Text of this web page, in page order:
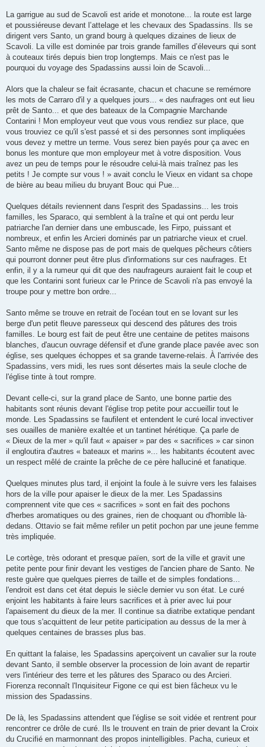
La garrigue au sud de Scavoli est aride et monotone... la route est large
et poussiéreuse devant l’attelage et les chevaux des Spadassins. Ils se
dirigent vers Santo, un grand bourg à quelques dizaines de lieux de
Scavoli. La ville est dominée par trois grande familles d’éleveurs qui sont
à couteaux tirés depuis bien trop longtemps. Mais ce n'est pas le
pourquoi du voyage des Spadassins aussi loin de Scavoli...
Alors que la chaleur se fait écrasante, chacun et chacune se remémore
les mots de Carraro d'il y a quelques jours... « des naufrages ont eut lieu
prêt de Santo... et que des bateaux de la Compagnie Marchande
Contarini ! Mon employeur veut que vous vous rendiez sur place, que
vous trouviez ce qu'il s'est passé et si des personnes sont impliquées
vous devez y mettre un terme. Vous serez bien payés pour ça avec en
bonus les monture que mon employeur met à votre disposition. Vous
avez un peu de temps pour le résoudre celui-là mais traînez pas les
petits ! Je compte sur vous ! » avait conclu le Vieux en vidant sa chope
de bière au beau milieu du bruyant Bouc qui Pue...
Quelques détails reviennent dans l'esprit des Spadassins... les trois
familles, les Sparaco, qui semblent à la traîne et qui ont perdu leur
patriarche l'an dernier dans une embuscade, les Firpo, puissant et
nombreux, et enfin les Arcieri dominés par un patriarche vieux et cruel.
Santo même ne dispose pas de port mais de quelques pêcheurs côtiers
qui pourront donner peut être plus d'informations sur ces naufrages. Et
enfin, il y a la rumeur qui dit que des naufrageurs auraient fait le coup et
que les Contarini sont furieux car le Prince de Scavoli n'a pas envoyé la
troupe pour y mettre bon ordre...
Santo même se trouve en retrait de l'océan tout en se lovant sur les
berge d'un petit fleuve paresseux qui descend des pâtures des trois
familles. Le bourg est fait de peut être une centaine de petites maisons
blanches, d'aucun ouvrage défensif et d'une grande place pavée avec son
église, ses quelques échoppes et sa grande taverne-relais. À l'arrivée des
Spadassins, vers midi, les rues sont désertes mais la seule cloche de
l'église tinte à tout rompre.
Devant celle-ci, sur la grand place de Santo, une bonne partie des
habitants sont réunis devant l'église trop petite pour accueillir tout le
monde. Les Spadassins se faufilent et entendent le curé local invectiver
ses ouailles de manière exaltée et un tantinet hérétique. Ça parle de
« Dieux de la mer » qu'il faut « apaiser » par des « sacrifices » car sinon
il engloutira d'autres « bateaux et marins »... les habitants écoutent avec
un respect mêlé de crainte la prêche de ce père halluciné et fanatique.
Quelques minutes plus tard, il enjoint la foule à le suivre vers les falaises
hors de la ville pour apaiser le dieux de la mer. Les Spadassins
comprennent vite que ces « sacrifices » sont en fait des pochons
d'herbes aromatiques ou des graines, rien de choquant ou d'horrible là-
dedans. Ottavio se fait même refiler un petit pochon par une jeune femme
très impliquée.
Le cortège, très odorant et presque païen, sort de la ville et gravit une
petite pente pour finir devant les vestiges de l'ancien phare de Santo. Ne
reste guère que quelques pierres de taille et de simples fondations...
l'endroit est dans cet état depuis le siècle dernier vu son état. Le curé
enjoint les habitants à faire leurs sacrifices et à prier avec lui pour
l'apaisement du dieux de la mer. Il continue sa diatribe extatique pendant
que tous s'acquittent de leur petite participation au dessus de la mer à
quelques centaines de brasses plus bas.
En quittant la falaise, les Spadassins aperçoivent un cavalier sur la route
devant Santo, il semble observer la procession de loin avant de repartir
vers l'intérieur des terre et les pâtures des Sparaco ou des Arcieri.
Fiorenza reconnaît l'Inquisiteur Figone ce qui est bien fâcheux vu le
mission des Spadassins.
De là, les Spadassins attendent que l'église se soit vidée et rentrent pour
rencontrer ce drôle de curé. Ils le trouvent en train de prier devant la Croix
du Crucifié en marmonnant des propos inintelligibles. Pacha, curieux et